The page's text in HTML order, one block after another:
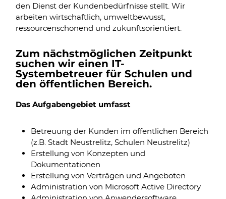
den Dienst der Kundenbedürfnisse stellt. Wir
arbeiten wirtschaftlich, umweltbewusst,
ressourcenschonend und zukunftsorientiert.
Zum nächstmöglichen Zeitpunkt
suchen wir einen IT-
Systembetreuer für Schulen und
den öffentlichen Bereich.
Das Aufgabengebiet umfasst
Betreuung der Kunden im öffentlichen Bereich
(z.B. Stadt Neustrelitz, Schulen Neustrelitz)
Erstellung von Konzepten und
Dokumentationen
Erstellung von Verträgen und Angeboten
Administration von Microsoft Active Directory